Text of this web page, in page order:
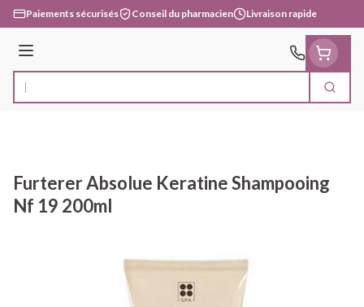
Aller au contenu
Paiements sécurisés Conseil du pharmacien Livraison rapide
Menu
Rechercher
Furterer Absolue Keratine Shampooing
Nf 19 200ml